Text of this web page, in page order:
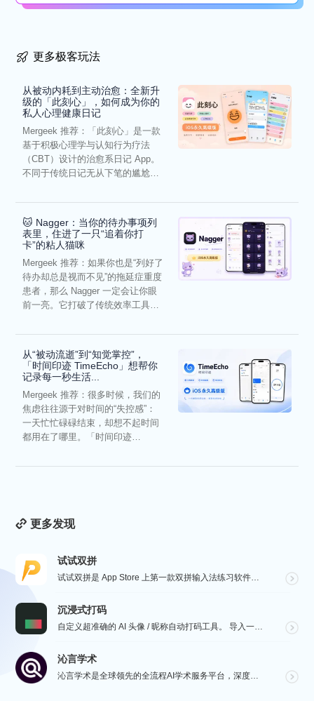
更多极客玩法
从被动内耗到主动治愈：全新升
级的「此刻心」，如何成为你的
私人心理健康日记
Mergeek 推荐：「此刻心」是一款
基于积极心理学与认知行为疗法
（CBT）设计的治愈系日记 App。
不同于传统日记无从下笔的尴尬，
🐱 Nagger：当你的待办事项列
表里，住进了一只“追着你打
卡”的粘人猫咪
Mergeek 推荐：如果你也是“列好了
待办却总是视而不见”的拖延症重度
患者，那么 Nagger 一定会让你眼
前一亮。它打破了传统效率工具冰
从“被动流逝”到“知觉掌控”，
「时间印迹 TimeEcho」想帮你
记录每一秒生活...
Mergeek 推荐：很多时候，我们的
焦虑往往源于对时间的“失控感”：
一天忙忙碌碌结束，却想不起时间
都用在了哪里。「时间印迹
更多发现
试试双拼
试试双拼是 App Store 上第一款双拼输入法练习软件，通过这个软件你能方便的学习双拼规则，练习...
沉浸式打码
自定义超准确的 AI 头像 / 昵称自动打码工具。 导入一张微信聊天截图，或者抖音/小红书/微博评论...
沁言学术
沁言学术是全球领先的全流程AI学术服务平台，深度赋能从选题构思、文献检索、文献阅读、文献管理到辅助写...